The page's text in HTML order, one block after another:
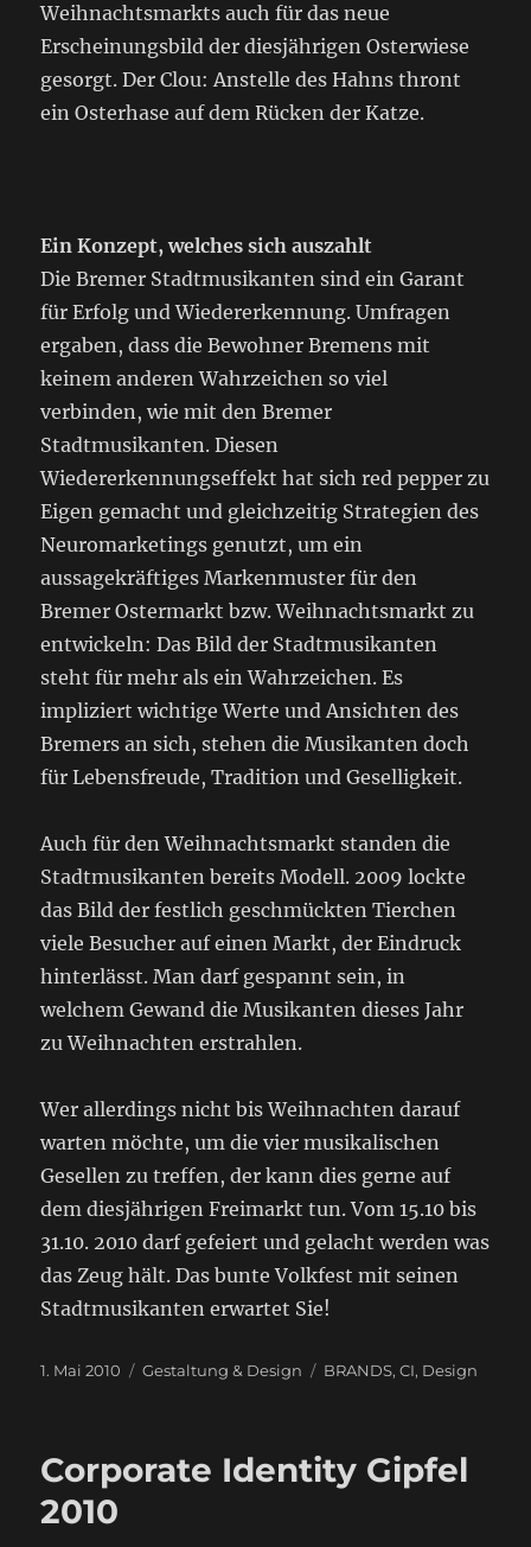
Weihnachtsmarkts auch für das neue
Erscheinungsbild der diesjährigen Osterwiese
gesorgt. Der Clou: Anstelle des Hahns thront
ein Osterhase auf dem Rücken der Katze.
Ein Konzept, welches sich auszahlt
Die Bremer Stadtmusikanten sind ein Garant
für Erfolg und Wiedererkennung. Umfragen
ergaben, dass die Bewohner Bremens mit
keinem anderen Wahrzeichen so viel
verbinden, wie mit den Bremer
Stadtmusikanten. Diesen
Wiedererkennungseffekt hat sich red pepper zu
Eigen gemacht und gleichzeitig Strategien des
Neuromarketings genutzt, um ein
aussagekräftiges Markenmuster für den
Bremer Ostermarkt bzw. Weihnachtsmarkt zu
entwickeln: Das Bild der Stadtmusikanten
steht für mehr als ein Wahrzeichen. Es
impliziert wichtige Werte und Ansichten des
Bremers an sich, stehen die Musikanten doch
für Lebensfreude, Tradition und Geselligkeit.
Auch für den Weihnachtsmarkt standen die
Stadtmusikanten bereits Modell. 2009 lockte
das Bild der festlich geschmückten Tierchen
viele Besucher auf einen Markt, der Eindruck
hinterlässt. Man darf gespannt sein, in
welchem Gewand die Musikanten dieses Jahr
zu Weihnachten erstrahlen.
Wer allerdings nicht bis Weihnachten darauf
warten möchte, um die vier musikalischen
Gesellen zu treffen, der kann dies gerne auf
dem diesjährigen Freimarkt tun. Vom 15.10 bis
31.10. 2010 darf gefeiert und gelacht werden was
das Zeug hält. Das bunte Volkfest mit seinen
Stadtmusikanten erwartet Sie!
Veröffentlicht
1. Mai 2010 Kategorien
Gestaltung & Design Schlagwörter
BRANDS,CI, Design
Corporate Identity Gipfel
2010